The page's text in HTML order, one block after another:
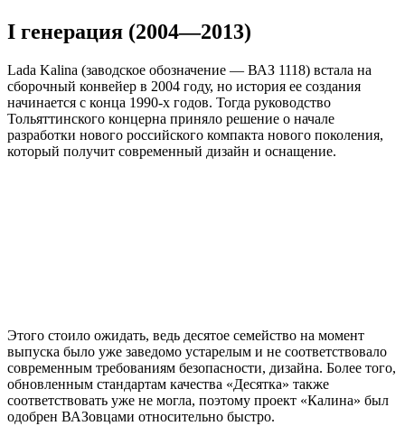
I генерация (2004—2013)
Lada Kalina (заводское обозначение — ВАЗ 1118) встала на
сборочный конвейер в 2004 году, но история ее создания
начинается с конца 1990-х годов. Тогда руководство
Тольяттинского концерна приняло решение о начале
разработки нового российского компакта нового поколения,
который получит современный дизайн и оснащение.
Этого стоило ожидать, ведь десятое семейство на момент
выпуска было уже заведомо устарелым и не соответствовало
современным требованиям безопасности, дизайна. Более того,
обновленным стандартам качества «Десятка» также
соответствовать уже не могла, поэтому проект «Калина» был
одобрен ВАЗовцами относительно быстро.